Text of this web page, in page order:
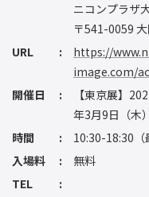
ニコンプラザ
〒541-0059
URL
https://
image.com/
開催日
【東京展】
年3月9日（木
時間
10:30-18:30（
入場料
無料
TEL